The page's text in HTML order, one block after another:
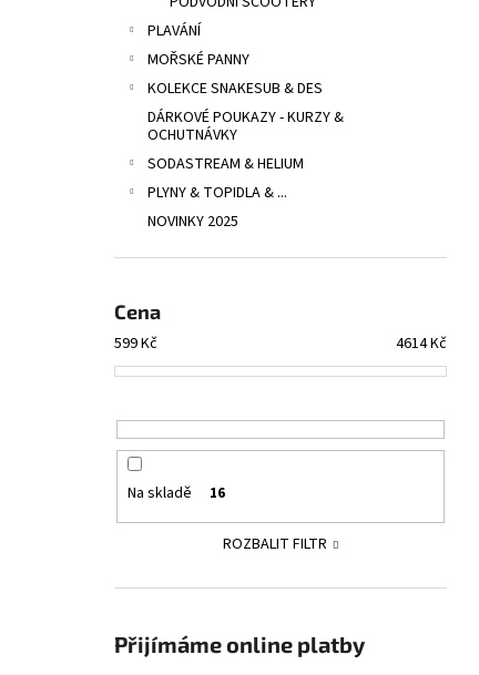
PLAVÁNÍ
MOŘSKÉ PANNY
KOLEKCE SNAKESUB & DES
DÁRKOVÉ POUKAZY - KURZY &
OCHUTNÁVKY
SODASTREAM & HELIUM
PLYNY & TOPIDLA & ...
NOVINKY 2025
Cena
599Kč 4614Kč
Na skladě 16
ROZBALIT FILTR
Přijímáme online platby